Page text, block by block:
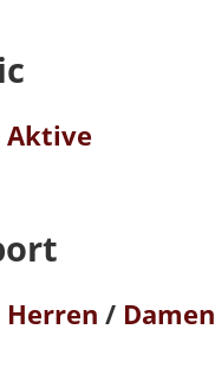
Aktive
Herren / Damen